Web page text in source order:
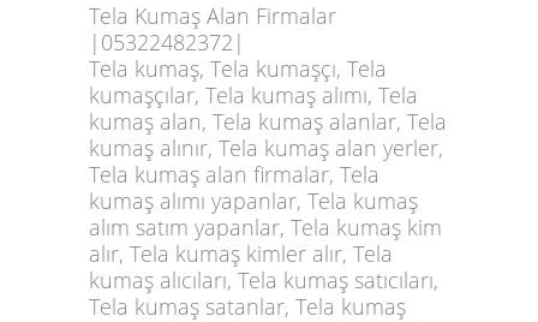
Tela Kumaş Alan Firmalar
|05322482372|
Tela kumaş, Tela kumaşçı, Tela
kumaşçılar, Tela kumaş alımı, Tela
kumaş alan, Tela kumaş alanlar, Tela
kumaş alınır, Tela kumaş alan yerler,
Tela kumaş alan firmalar, Tela
kumaş alımı yapanlar, Tela kumaş
alım satım yapanlar, Tela kumaş kim
alır, Tela kumaş kimler alır, Tela
kumaş alıcıları, Tela kumaş satıcıları,
Tela kumaş satanlar, Tela kumaş